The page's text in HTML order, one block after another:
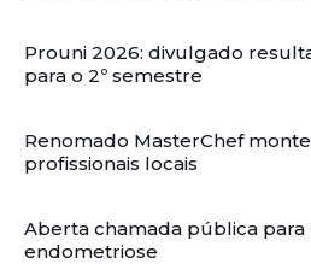
Prouni 2026: divulgado
para o 2º semestre
Renomado MasterChef
profissionais locais
Aberta chamada pública para
endometriose